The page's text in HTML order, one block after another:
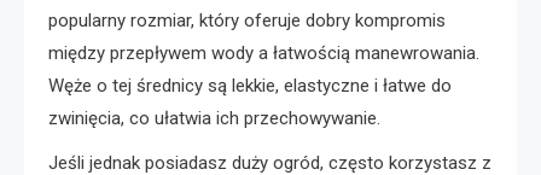
popularny rozmiar, który oferuje dobry kompromis
między przepływem wody a łatwością manewrowania.
Węże o tej średnicy są lekkie, elastyczne i łatwe do
zwinięcia, co ułatwia ich przechowywanie.
Jeśli jednak posiadasz duży ogród, często korzystasz z